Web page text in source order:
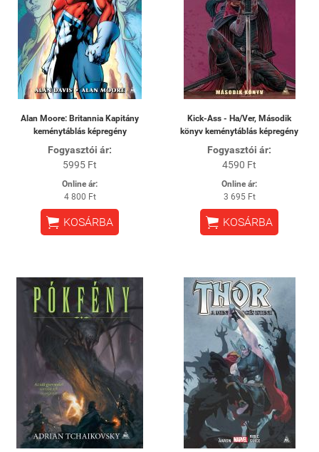
Alan Moore: Britannia Kapitány
keménytáblás képregény
Fogyasztói ár:
5995 Ft
Online ár:
4 800 Ft
 KOSÁRBA
Kick-Ass - Ha/Ver, Második
könyv keménytáblás képregény
Fogyasztói ár:
4590 Ft
Online ár:
3 695 Ft
 KOSÁRBA